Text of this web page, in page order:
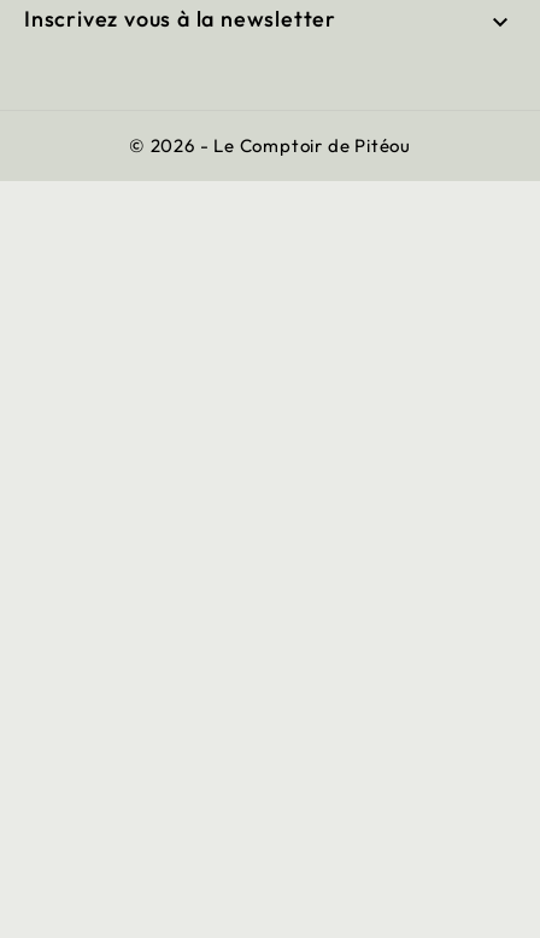
Inscrivez vous à la newsletter 
© 2026 - Le Comptoir de Pitéou